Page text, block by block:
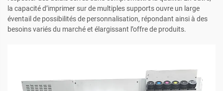
la capacité d’imprimer sur de multiples supports ouvre un large
éventail de possibilités de personnalisation, répondant ainsi à des
besoins variés du marché et élargissant l’offre de produits.